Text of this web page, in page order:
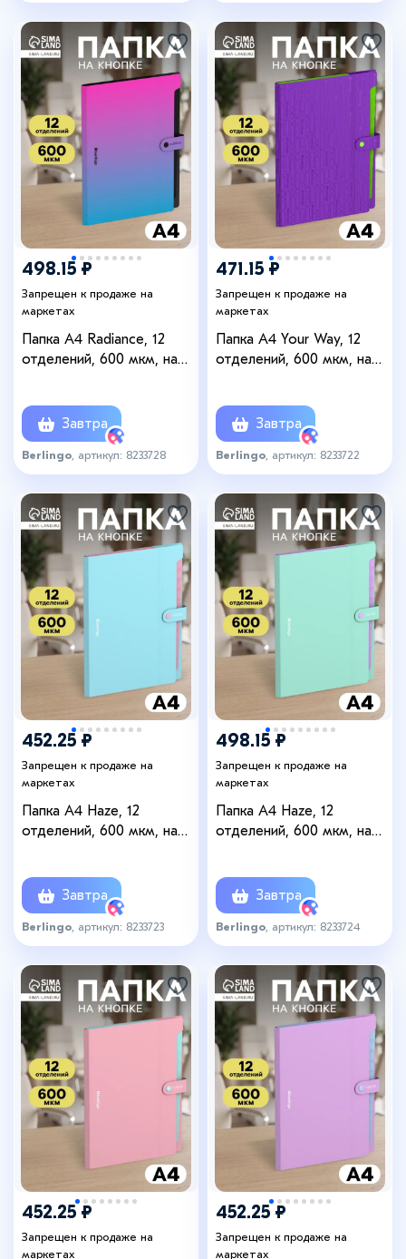
498.15 ₽
Запрещен к продаже на
маркетах
Папка А4 Radiance, 12
отделений, 600 мкм, на
Завтра
Berlingo , артикул: 8233728
471.15 ₽
Запрещен к продаже на
маркетах
Папка А4 Your Way, 12
отделений, 600 мкм, на
Завтра
Berlingo , артикул: 8233722
452.25 ₽
Запрещен к продаже на
маркетах
Папка А4 Haze, 12
отделений, 600 мкм, на
Завтра
Berlingo , артикул: 8233723
498.15 ₽
Запрещен к продаже на
маркетах
Папка А4 Haze, 12
отделений, 600 мкм, на
Завтра
Berlingo , артикул: 8233724
452.25 ₽
Запрещен к продаже на
маркетах
452.25 ₽
Запрещен к продаже на
маркетах